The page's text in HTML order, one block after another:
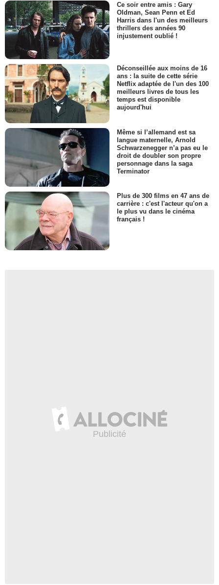
Ce soir entre amis : Gary
Oldman, Sean Penn et Ed
Harris dans l'un des meilleurs
thrillers des années 90
injustement oublié !
Déconseillée aux moins de 16
ans : la suite de cette série
Netflix adaptée de l'un des 100
meilleurs livres de tous les
temps est disponible
aujourd'hui
Même si l’allemand est sa
langue maternelle, Arnold
Schwarzenegger n’a pas eu le
droit de doubler son propre
personnage dans la saga
Terminator
Plus de 300 films en 47 ans de
carrière : c'est l'acteur qu'on a
le plus vu dans le cinéma
français !